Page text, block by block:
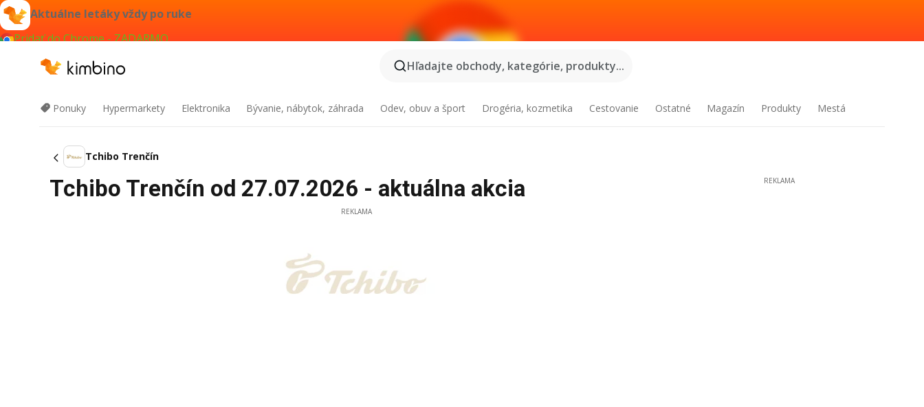
Aktuálne letáky vždy po ruke
Pridať do Chrome - ZADARMO
Hľadajte obchody, kategórie, produkty...
Ponuky Hypermarkety Elektronika Bývanie, nábytok, záhrada Odev, obuv a šport Drogéria, kozmetika Cestovanie Ostatné Magazín Produkty Mestá
Tchibo Trenčín
Tchibo Trenčín od 27.07.2026 - aktuálna akcia
REKLAMA
REKLAMA